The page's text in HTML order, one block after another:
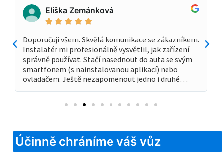
Eliška Zemánková
    
Doporučuji všem. Skvělá komunikace se zákazníkem.
Instalatér mi profesionálně vysvětlil, jak zařízení
správně používat. Stačí nasednout do auta se svým
smartfonem (s nainstalovanou aplikací) nebo
ovladačem. Ještě nezapomenout jedno i druhé…
Účinně chráníme váš vůz